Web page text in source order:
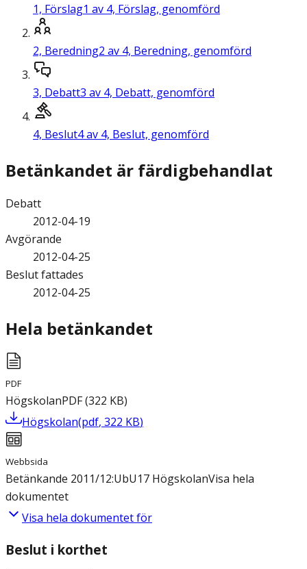
1, Förslag1 av 4, Förslag, genomförd
2, Beredning2 av 4, Beredning, genomförd
3, Debatt3 av 4, Debatt, genomförd
4, Beslut4 av 4, Beslut, genomförd
Betänkandet är färdigbehandlat
Debatt
2012-04-19
Avgörande
2012-04-25
Beslut fattades
2012-04-25
Hela betänkandet
PDF
HögskolanPDF(322 KB)
Högskolan(pdf, 322 KB)
Webbsida
Betänkande 2011/12:UbU17 HögskolanVisa hela
dokumentet
Visa hela dokumentet för
Beslut i korthet